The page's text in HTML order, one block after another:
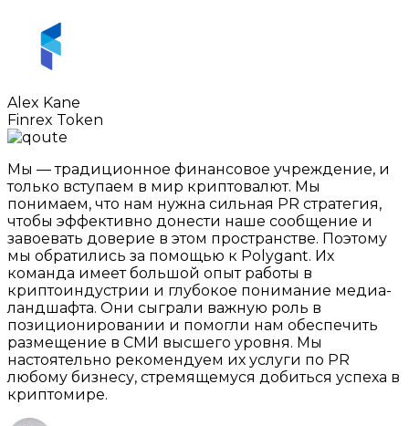
Alex Kane
Finrex Token
Мы — традиционное финансовое учреждение, и
только вступаем в мир криптовалют. Мы
понимаем, что нам нужна сильная PR стратегия,
чтобы эффективно донести наше сообщение и
завоевать доверие в этом пространстве. Поэтому
мы обратились за помощью к Polygant. Их
команда имеет большой опыт работы в
криптоиндустрии и глубокое понимание медиа-
ландшафта. Они сыграли важную роль в
позиционировании и помогли нам обеспечить
размещение в СМИ высшего уровня. Мы
настоятельно рекомендуем их услуги по PR
любому бизнесу, стремящемуся добиться успеха в
криптомире.